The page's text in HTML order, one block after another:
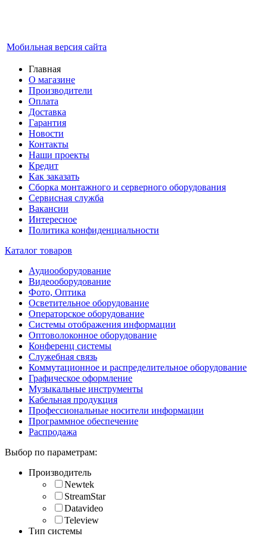
Мобильная версия сайта
Главная
О магазине
Производители
Оплата
Доставка
Гарантия
Новости
Контакты
Наши проекты
Кредит
Как заказать
Сборка монтажного и серверного оборудования
Сервисная служба
Вакансии
Интересное
Политика конфиденциальности
Каталог товаров
Аудиооборудование
Видеооборудование
Фото, Оптика
Осветительное оборудование
Операторское оборудование
Системы отображения информации
Оптоволоконное оборудование
Конференц системы
Служебная связь
Коммутационное и распределительное оборудование
Графическое оформление
Музыкальные инструменты
Кабельная продукция
Профессиональные носители информации
Программное обеспечение
Распродажа
Выбор по параметрам:
Производитель
Newtek
StreamStar
Datavideo
Teleview
Тип системы